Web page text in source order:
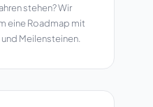
stehen? Wir
eine Roadmap mit
Meilensteinen.